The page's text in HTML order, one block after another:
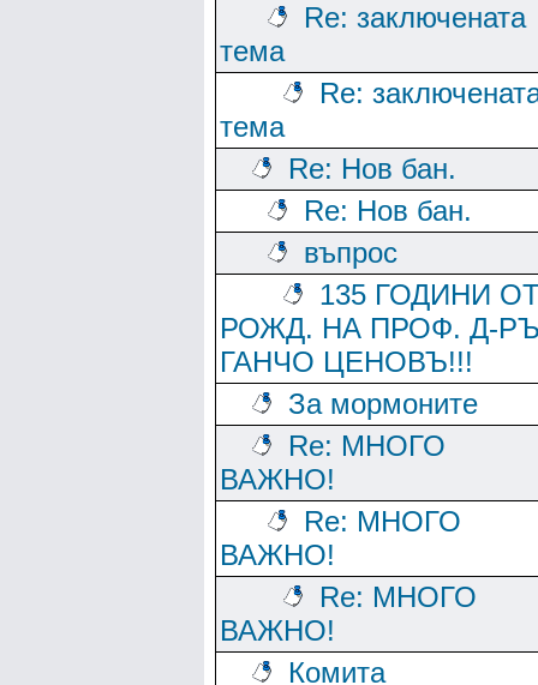
Re: заключената
тема
Re:
тема
Re: Нов бан.
Re: Нов бан.
въпрос
135 ГОДИНИ
РОЖД. НА ПРОФ. Д-
ГАНЧО ЦЕНОВЪ!!!
За мормоните
Re: МНОГО
ВАЖНО!
Re: МНОГО
ВАЖНО!
Re: МНОГО
ВАЖНО!
Комита